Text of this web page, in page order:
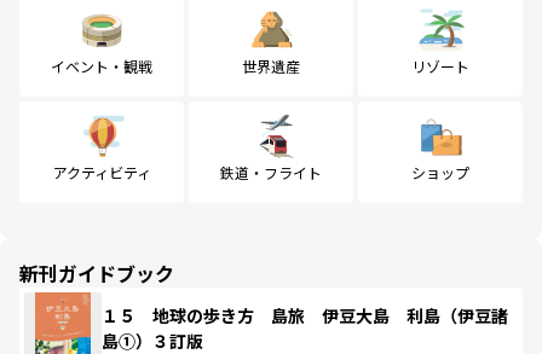
イベント・観戦 世界遺産 リゾート
アクティビティ 鉄道・フライト ショップ
新刊ガイドブック
１５ 地球の歩き方 島旅 伊豆大島 利島（伊豆諸
島①）３訂版